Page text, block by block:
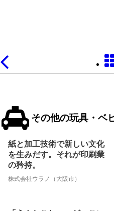
その他の玩具・ベ
紙と加工技術で新しい文化
を生みだす。それが印刷業
の矜持。
株式会社ウラノ（大阪市）